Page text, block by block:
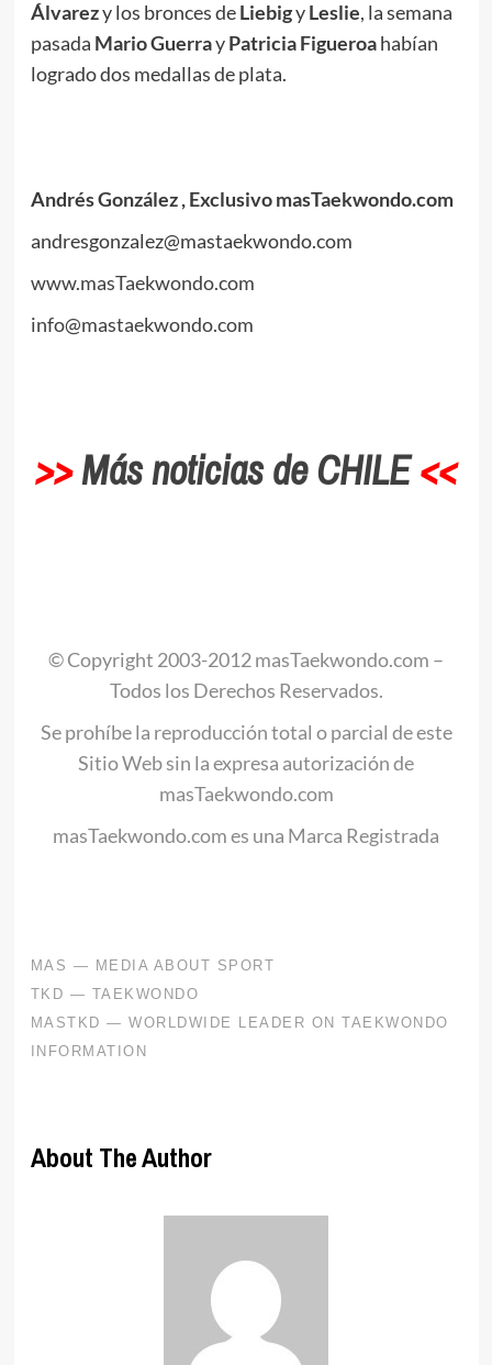
Álvarezy los bronces deLiebigyLeslie, la semana
pasada Mario GuerrayPatricia Figueroahabían
logrado dos medallas de plata.
Andrés González, Exclusivo masTaekwondo.com
andresgonzalez@mastaekwondo.com
www.masTaekwondo.com
info@mastaekwondo.com
>>Más noticias de CHILE<<
© Copyright 2003-2012 masTaekwondo.com –
Todos los Derechos Reservados.
Se prohíbe la reproducción total o parcial de este
Sitio Web sin la expresa autorización de
masTaekwondo.com
masTaekwondo.com es una Marca Registrada
About The Author